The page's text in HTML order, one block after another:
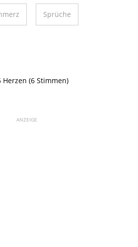
Sprüche
Herzen (6 Stimmen)
ANZEIGE